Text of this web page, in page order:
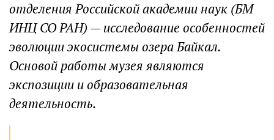
отделения Российской академии наук (БМ
ИНЦ СО РАН) — исследование особенностей
эволюции экосистемы озера Байкал.
Основой работы музея являются
экспозиции и образовательная
деятельность.